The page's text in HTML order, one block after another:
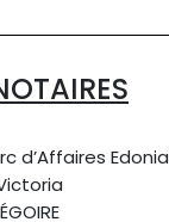
d’Affaires Edonia